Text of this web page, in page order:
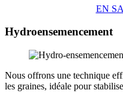
EN
Hydroensemencement
Nous offrons une technique
les graines, idéale pour